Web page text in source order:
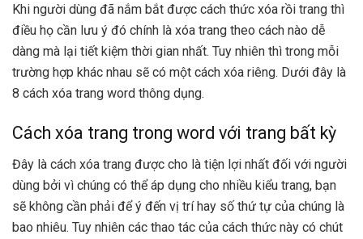
Khi người dùng đã nắm bắt được cách thức xóa rồi trang thì
điều họ cần lưu ý đó chính là xóa trang theo cách nào dễ
dàng mà lại tiết kiệm thời gian nhất. Tuy nhiên thì trong mỗi
trường hợp khác nhau sẽ có một cách xóa riêng. Dưới đây là
8 cách xóa trang word thông dụng.
Cách xóa trang trong word với trang bất kỳ
Đây là cách xóa trang được cho là tiện lợi nhất đối với người
dùng bởi vì chúng có thể áp dụng cho nhiều kiểu trang, bạn
sẽ không cần phải để ý đến vị trí hay số thứ tự của chúng là
bao nhiêu. Tuy nhiên các thao tác của cách thức này có chút